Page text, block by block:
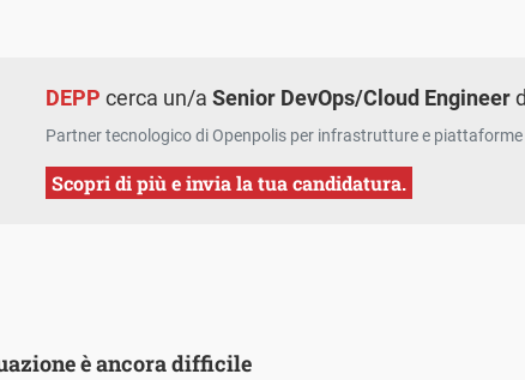
DEPP cerca un/aSenior DevOps/Cloud Engineer
Partner tecnologico di Openpolis per infrastrutture e
Scopri di più e invia la tua candidatura.
è ancora difficile